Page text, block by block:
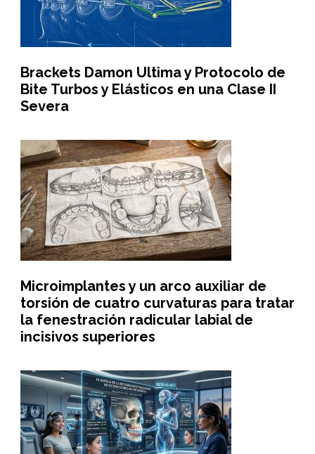
Brackets Damon Ultima y Protocolo de
Bite Turbos y Elásticos en una Clase II
Severa
Microimplantes y un arco auxiliar de
torsión de cuatro curvaturas para tratar
la fenestración radicular labial de
incisivos superiores